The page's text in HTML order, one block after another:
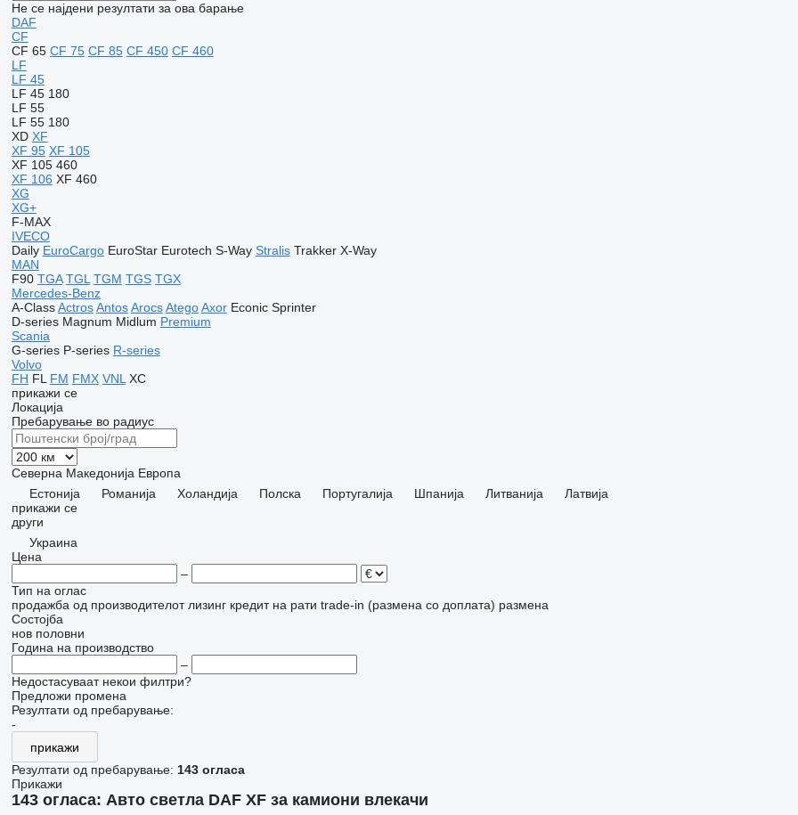
Не се најдени резултати за ова барање
DAF
CF
CF 65 CF 75 CF 85 CF 450 CF 460
LF
LF 45
LF 45 180
LF 55
LF 55 180
XD XF
XF 95 XF 105
XF 105 460
XF 106 XF 460
XG
XG+
F-MAX
IVECO
Daily EuroCargo EuroStar Eurotech S-Way Stralis Trakker X-Way
MAN
F90 TGA TGL TGM TGS TGX
Mercedes-Benz
A-Class Actros Antos Arocs Atego Axor Econic Sprinter
D-series Magnum Midlum Premium
Scania
G-series P-series R-series
Volvo
FH FL FM FMX VNL XC
прикажи се
Локација
Пребарување во радиус
Северна Македонија Европа
Естонија
Романија Холандија Полска Португалија Шпанија Литванија
Латвија
прикажи се
други
Украина
Цена
–
Тип на оглас
продажба од производителот лизинг кредит на рати trade-in (размена со доплата) размена
Состојба
нов половни
Година на производство
–
Недостасуваат некои филтри?
Предложи промена
Резултати од пребарување:
-
прикажи
Резултати од пребарување: 143 огласа
Прикажи
143 огласа: Авто светла DAF XF за камиони влекачи